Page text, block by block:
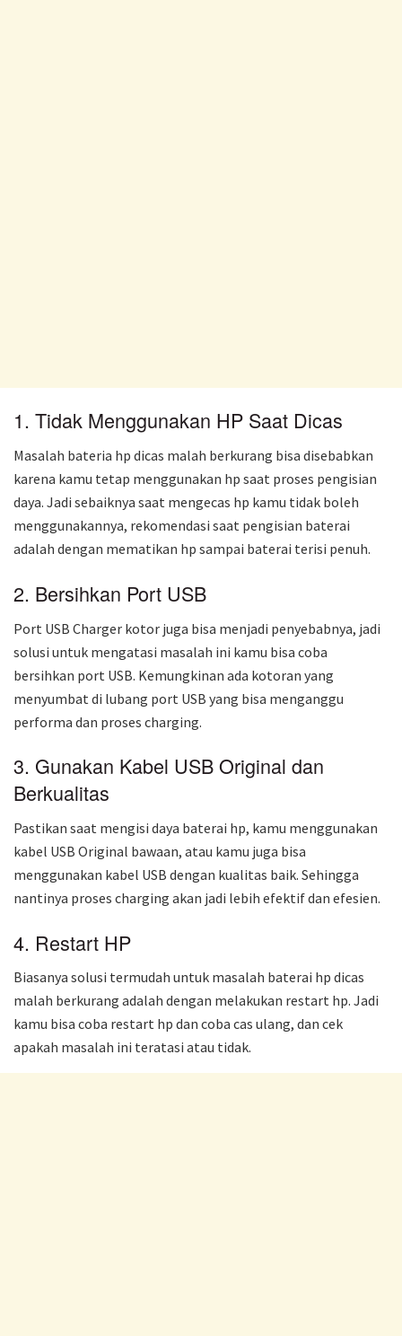
1. Tidak Menggunakan HP Saat Dicas
Masalah bateria hp dicas malah berkurang bisa disebabkan
karena kamu tetap menggunakan hp saat proses pengisian
daya. Jadi sebaiknya saat mengecas hp kamu tidak boleh
menggunakannya, rekomendasi saat pengisian baterai
adalah dengan mematikan hp sampai baterai terisi penuh.
2. Bersihkan Port USB
Port USB Charger kotor juga bisa menjadi penyebabnya, jadi
solusi untuk mengatasi masalah ini kamu bisa coba
bersihkan port USB. Kemungkinan ada kotoran yang
menyumbat di lubang port USB yang bisa menganggu
performa dan proses charging.
3. Gunakan Kabel USB Original dan
Berkualitas
Pastikan saat mengisi daya baterai hp, kamu menggunakan
kabel USB Original bawaan, atau kamu juga bisa
menggunakan kabel USB dengan kualitas baik. Sehingga
nantinya proses charging akan jadi lebih efektif dan efesien.
4. Restart HP
Biasanya solusi termudah untuk masalah baterai hp dicas
malah berkurang adalah dengan melakukan restart hp. Jadi
kamu bisa coba restart hp dan coba cas ulang, dan cek
apakah masalah ini teratasi atau tidak.